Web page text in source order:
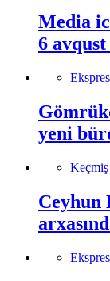
Media
6
yeni
Keçmiş
Ceyhun